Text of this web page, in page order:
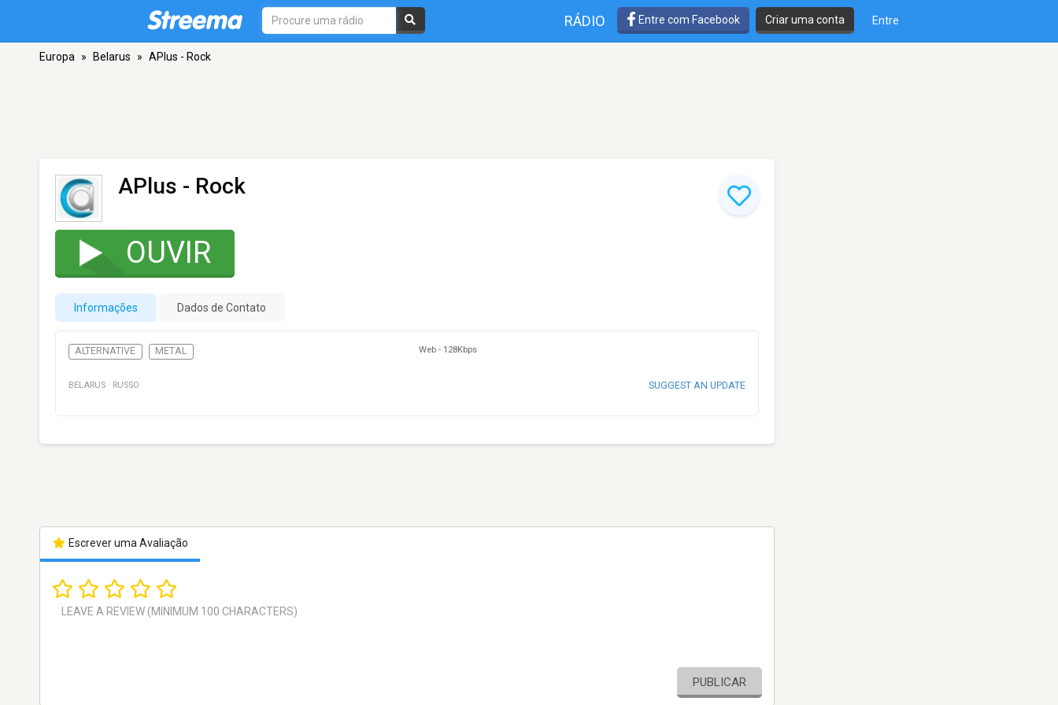
RÁDIO Entre com Facebook Criar uma conta Entre
Europa » Belarus » APlus - Rock
APlus - Rock
OUVIR
Informações Dados de Contato
ALTERNATIVE METAL Web - 128Kbps
BELARUS · RUSSO SUGGEST AN UPDATE
Escrever uma Avaliação
PUBLICAR